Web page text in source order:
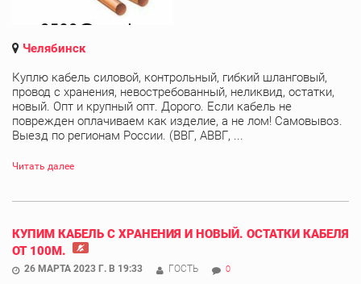
Челябинск
Куплю кабель силовой, контрольный, гибкий шланговый,
провод с хранения, невостребованный, неликвид, остатки,
новый. Опт и крупный опт. Дорого. Если кабель не
поврежден оплачиваем как изделие, а не лом! Самовывоз.
Выезд по регионам России. (ВВГ, АВВГ, ...
Читать далее
КУПИМ КАБЕЛЬ С ХРАНЕНИЯ И НОВЫЙ. ОСТАТКИ КАБЕЛЯ
ОТ 100М.
26 МАРТА 2023 Г. В 19:33 ГОСТЬ 0